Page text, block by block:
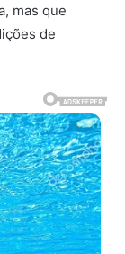
mas que
de